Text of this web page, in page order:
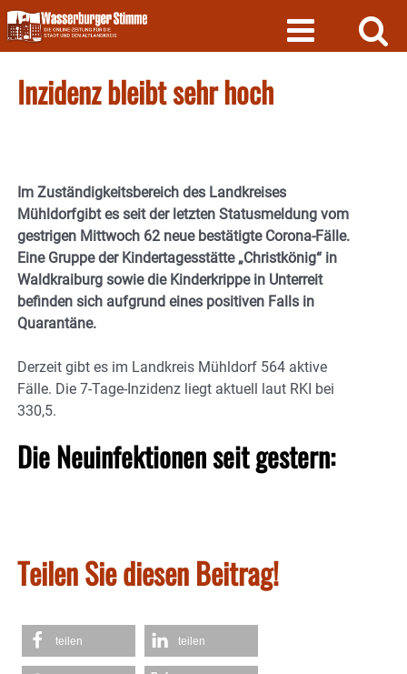
Skip
to
content
Inzidenz bleibt sehr hoch
Im Zuständigkeitsbereich des Landkreises
Mühldorfgibt es seit der letzten Statusmeldung vom
gestrigen Mittwoch 62 neue bestätigte Corona-Fälle.
Eine Gruppe der Kindertagesstätte „Christkönig“ in
Waldkraiburg sowie die Kinderkrippe in Unterreit
befinden sich aufgrund eines positiven Falls in
Quarantäne.
Derzeit gibt es im Landkreis Mühldorf 564 aktive
Fälle. Die 7-Tage-Inzidenz liegt aktuell laut RKI bei
330,5.
Die Neuinfektionen seit gestern:
Teilen Sie diesen Beitrag!
teilen teilen